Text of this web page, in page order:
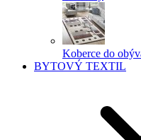
Koberce do
BYTOVÝ TEXTIL